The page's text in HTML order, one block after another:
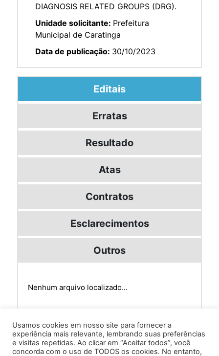
DIAGNOSIS RELATED GROUPS (DRG).
Unidade solicitante: Prefeitura
Municipal de Caratinga
Data de publicação: 30/10/2023
Editais
Erratas
Resultado
Atas
Contratos
Esclarecimentos
Outros
Nenhum arquivo localizado...
Usamos cookies em nosso site para fornecer a
experiência mais relevante, lembrando suas preferências
e visitas repetidas. Ao clicar em “Aceitar todos”, você
concorda com o uso de TODOS os cookies. No entanto,